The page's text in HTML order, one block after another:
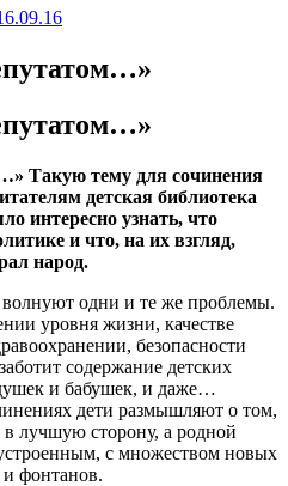
Такую тему для сочинения
детская библиотека
интересно узнать, что
и что, на их взгляд,
народ.
волнуют одни и те же проблемы.
уровня жизни, качестве
безопасности
содержание детских
и бабушек, и даже…
дети размышляют о том,
лучшую сторону, а родной
с множеством новых
и фонтанов.